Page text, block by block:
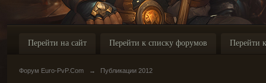
Перейти на сайт Перейти к списку форумов Перейти
Форум Euro-PvP.Com → Публикации 2012